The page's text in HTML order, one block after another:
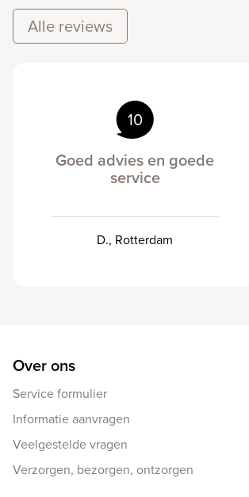
Alle reviews
10
Goed advies en goede
service
D., Rotterdam
Over ons
Service formulier
Informatie aanvragen
Veelgestelde vragen
Verzorgen, bezorgen, ontzorgen